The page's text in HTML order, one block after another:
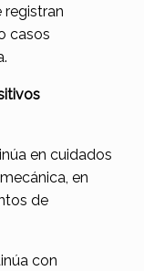
casos
en cuidados
en
de
con